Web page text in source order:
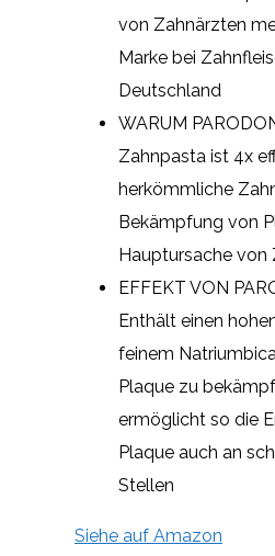
von Zahnärzten
Marke bei
Deutschland
WARUM
Zahnpasta ist 4x
herkömmliche
Bekämpfung von
Hauptursache von
EFFEKT VON
Enthält einen
feinem
Plaque zu
ermöglicht so die
Plaque auch an
Stellen
Siehe auf Amazon